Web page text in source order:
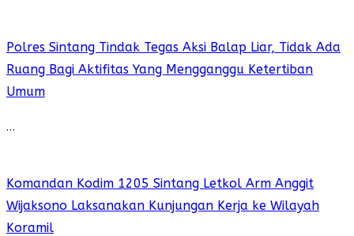
Polres Sintang Tindak Tegas Aksi Balap Liar, Tidak Ada
Ruang Bagi Aktifitas Yang Mengganggu Ketertiban
Umum
…
Komandan Kodim 1205 Sintang Letkol Arm Anggit
Wijaksono Laksanakan Kunjungan Kerja ke Wilayah
Koramil